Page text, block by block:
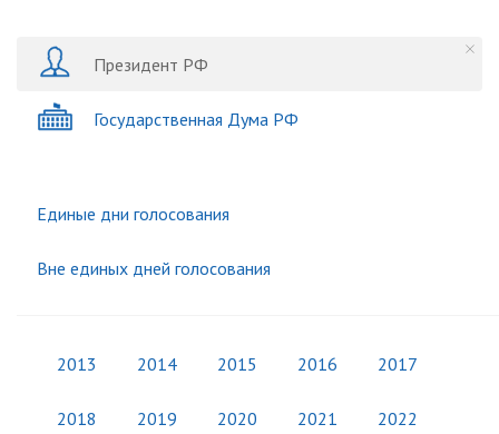
Президент РФ
Государственная Дума РФ
Единые дни голосования
Вне единых дней голосования
2013 2014 2015 2016 2017
2018 2019 2020 2021 2022